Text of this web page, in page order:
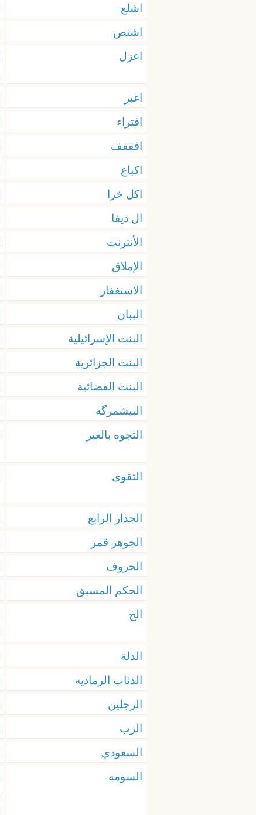
اشلع
اشنص
اعزل
اغبر
افتراء
افففف
اكباع
اكل خرا
ال ديفا
الأنترنت
الإملاق
الاستغفار
الببان
البنت الإسرائيلية
البنت الجزائرية
البنت الفضائية
البيشمرگه
التجوه بالغير
التقوى
الجدار الرابع
الجوهر قمر
الحروف
الحكم المسبق
الخ
الدلة
الذئاب الرماديه
الرجلين
الزب
السعودي
السومه